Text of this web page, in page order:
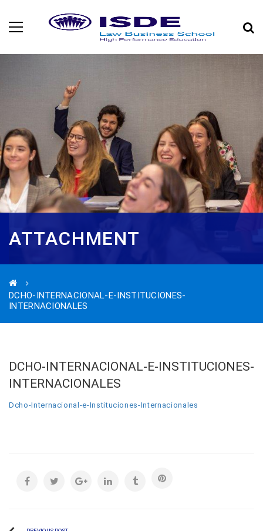
ATTACHMENT
DCHO-INTERNACIONAL-E-INSTITUCIONES-
INTERNACIONALES
DCHO-INTERNACIONAL-E-INSTITUCIONES-
INTERNACIONALES
Dcho-Internacional-e-Instituciones-Internacionales